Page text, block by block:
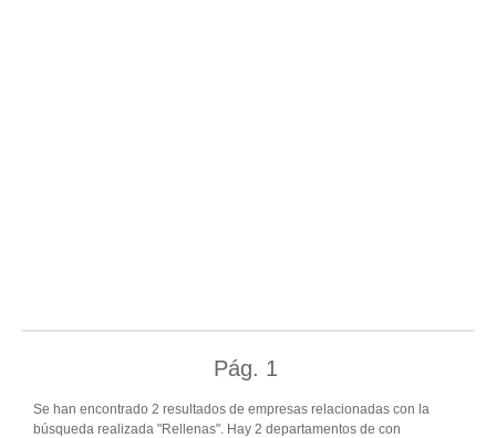
Pág. 1
Se han encontrado 2 resultados de empresas relacionadas con la
búsqueda realizada "Rellenas". Hay 2 departamentos de con